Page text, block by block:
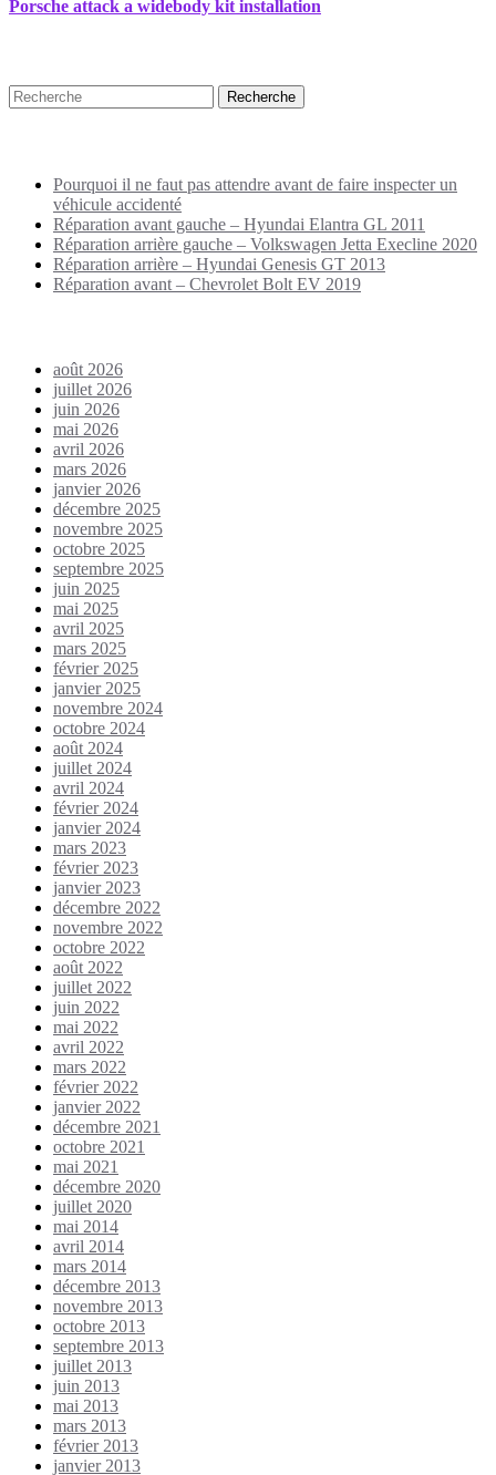
Porsche attack a widebody kit installation
Pourquoi il ne faut pas attendre avant de faire inspecter un
véhicule accidenté
Réparation avant gauche – Hyundai Elantra GL 2011
Réparation arrière gauche – Volkswagen Jetta Execline 2020
Réparation arrière – Hyundai Genesis GT 2013
Réparation avant – Chevrolet Bolt EV 2019
août 2026
juillet 2026
juin 2026
mai 2026
avril 2026
mars 2026
janvier 2026
décembre 2025
novembre 2025
octobre 2025
septembre 2025
juin 2025
mai 2025
avril 2025
mars 2025
février 2025
janvier 2025
novembre 2024
octobre 2024
août 2024
juillet 2024
avril 2024
février 2024
janvier 2024
mars 2023
février 2023
janvier 2023
décembre 2022
novembre 2022
octobre 2022
août 2022
juillet 2022
juin 2022
mai 2022
avril 2022
mars 2022
février 2022
janvier 2022
décembre 2021
octobre 2021
mai 2021
décembre 2020
juillet 2020
mai 2014
avril 2014
mars 2014
décembre 2013
novembre 2013
octobre 2013
septembre 2013
juillet 2013
juin 2013
mai 2013
mars 2013
février 2013
janvier 2013